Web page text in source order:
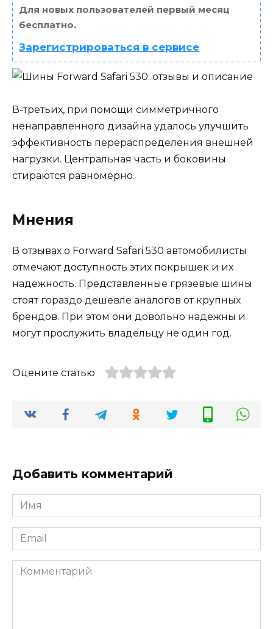
Для новых пользователей первый месяц
бесплатно.
Зарегистрироваться в сервисе
В-третьих, при помощи симметричного
ненаправленного дизайна удалось улучшить
эффективность перераспределения внешней
нагрузки. Центральная часть и боковины
стираются равномерно.
Мнения
В отзывах о Forward Safari 530 автомобилисты
отмечают доступность этих покрышек и их
надежность. Представленные грязевые шины
стоят гораздо дешевле аналогов от крупных
брендов. При этом они довольно надежны и
могут прослужить владельцу не один год.
Оцените статью
Добавить комментарий
Имя
*
Email
*
Комментарий